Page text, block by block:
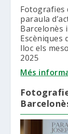
Fotografies
paraula
Barcelonès
Escèniques
lloc els
2025
Més